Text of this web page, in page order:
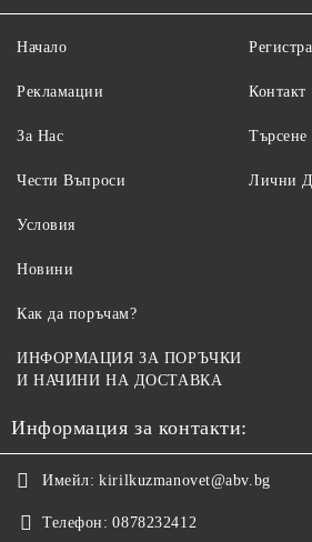
Начало
Рекламации
За Нас
Чести Въпроси
Контакт
Търсене
Лични
Условия
Новини
Как да поръчам?
ИНФОРМАЦИЯ ЗА ПОРЪЧКИ
И НАЧИНИ НА ДОСТАВКА
Информация за контакти:
Имейл: kirilkuzmanovet@abv.bg
Телефон: 0878232412